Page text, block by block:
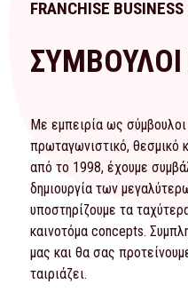
FRANCHISE BUSINESS
ΣΥΜΒΟΥΛΟΙ
Με εμπειρία ως
πρωταγωνιστικό, θεσμικό
από το 1998, έχουμε
δημιουργία των
υποστηρίζουμε τα
καινοτόμα concepts.
μας και θα σας
ταιριάζει.